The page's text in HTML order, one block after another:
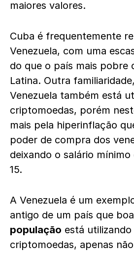
maiores valores.
Cuba é frequentemente
Venezuela, com uma
do que o país mais pobre
Latina. Outra
Venezuela também está
criptomoedas, porém
mais pela hiperinflação
poder de compra dos
deixando o salário mínimo
15.
A Venezuela é um
antigo de um país que boa
população está utilizando
criptomoedas, apenas